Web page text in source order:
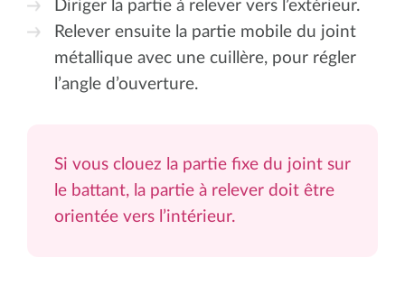
Diriger la partie à relever vers l’extérieur.
Relever ensuite la partie mobile du joint
métallique avec une cuillère, pour régler
l’angle d’ouverture.
Si vous clouez la partie fixe du joint sur
le battant, la partie à relever doit être
orientée vers l’intérieur.